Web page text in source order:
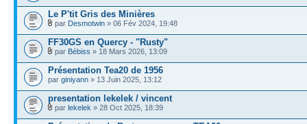
Le P'tit Gris des Minières
par Desmotwin » 06 Fév 2024, 19:48
FF30GS en Quercy - "Rusty"
par Bébiss » 18 Mars 2026, 13:09
Présentation Tea20 de 1956
par giniyann » 13 Juin 2025, 13:12
presentation lekelek / vincent
par lekelek » 28 Oct 2025, 18:39